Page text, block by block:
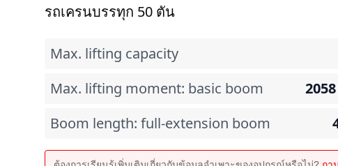
รถเครนบรรทุก 50 ตัน
Max. lifting capacity
Max. lifting moment: basic boom
2058
Boom length: full-extension boom